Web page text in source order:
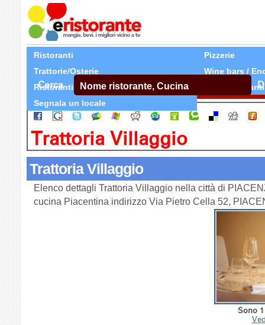
Ristoranti
Pizzerie
Trattorie/Osterie
Wine bars /
Ristoranti Etnici
Tutti Ristoranti
Segnala un locale
Cerca
Trattoria Villaggio
Trattoria Villaggio
Elenco dettagli Trattoria Villaggio nella città di
cucina Piacentina indirizzo Via Pietro Cella 52,
Sono